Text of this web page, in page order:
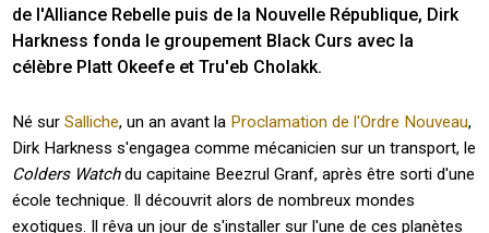
de l'Alliance Rebelle puis de la Nouvelle République, Dirk
Harkness fonda le groupement Black Curs avec la
célèbre Platt Okeefe et Tru'eb Cholakk.
Né surSalliche, un an avant la Proclamation de l'Ordre Nouveau,
Dirk Harkness s'engagea comme mécanicien sur un transport, le
Colders Watchdu capitaine Beezrul Granf, après être sorti d'une
école technique. Il découvrit alors de nombreux mondes
exotiques. Il rêva un jour de s'installer sur l'une de ces planètes